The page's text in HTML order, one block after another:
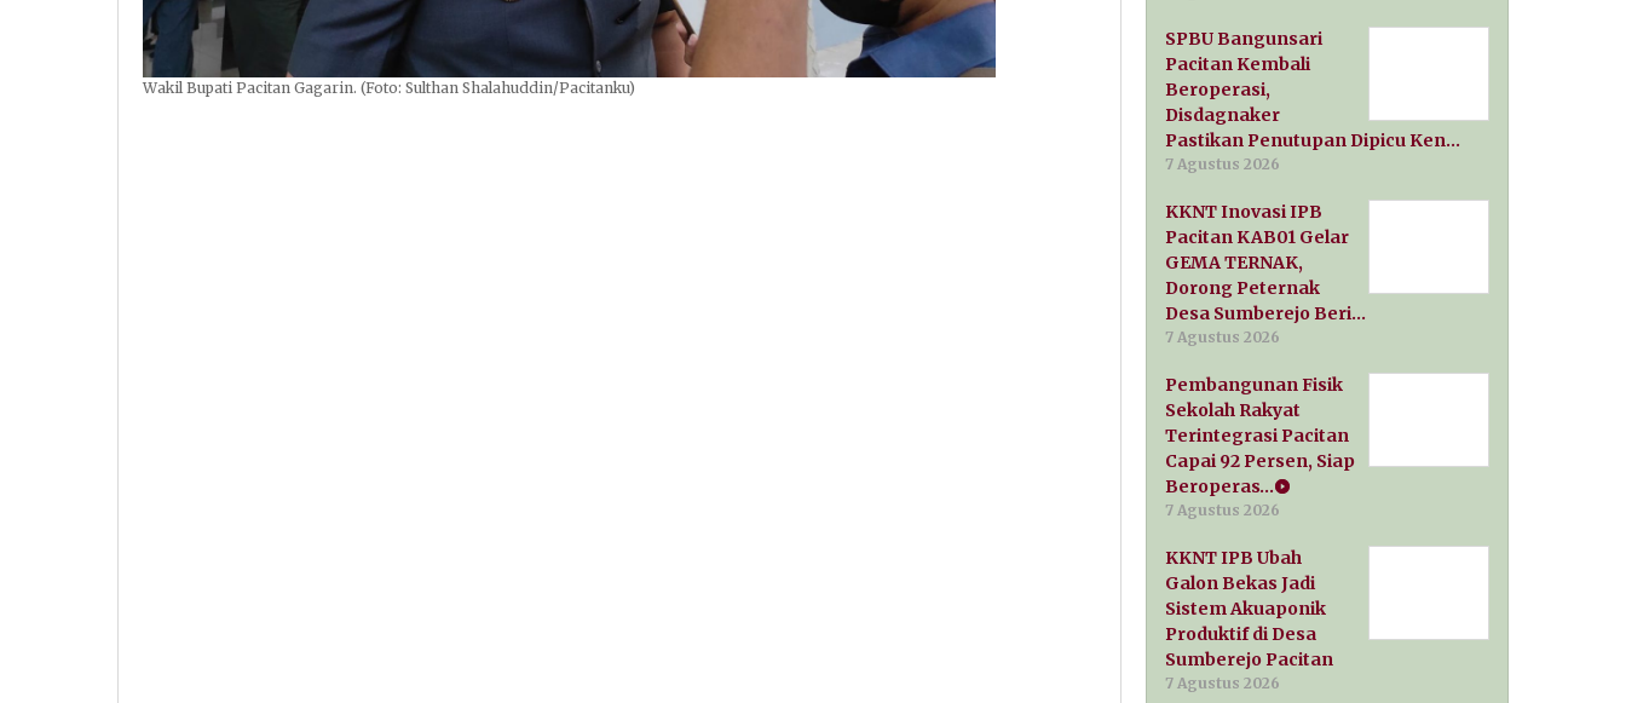
Wakil Bupati Pacitan Gagarin. (Foto: Sulthan Shalahuddin/Pacitanku)
SPBU Bangunsari
Pacitan Kembali
Beroperasi,
Disdagnaker
Pastikan Penutupan Dipicu Ken…
7 Agustus 2026
KKNT Inovasi IPB
Pacitan KAB01 Gelar
GEMA TERNAK,
Dorong Peternak
Desa Sumberejo Beri…
7 Agustus 2026
Pembangunan Fisik
Sekolah Rakyat
Terintegrasi Pacitan
Capai 92 Persen, Siap
Beroperas…
7 Agustus 2026
KKNT IPB Ubah
Galon Bekas Jadi
Sistem Akuaponik
Produktif di Desa
Sumberejo Pacitan
7 Agustus 2026